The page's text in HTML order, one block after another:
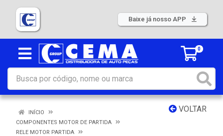
Baixe já nosso APP
0
VOLTAR
INÍCIO
COMPONENTES MOTOR DE PARTIDA
RELE MOTOR PARTIDA